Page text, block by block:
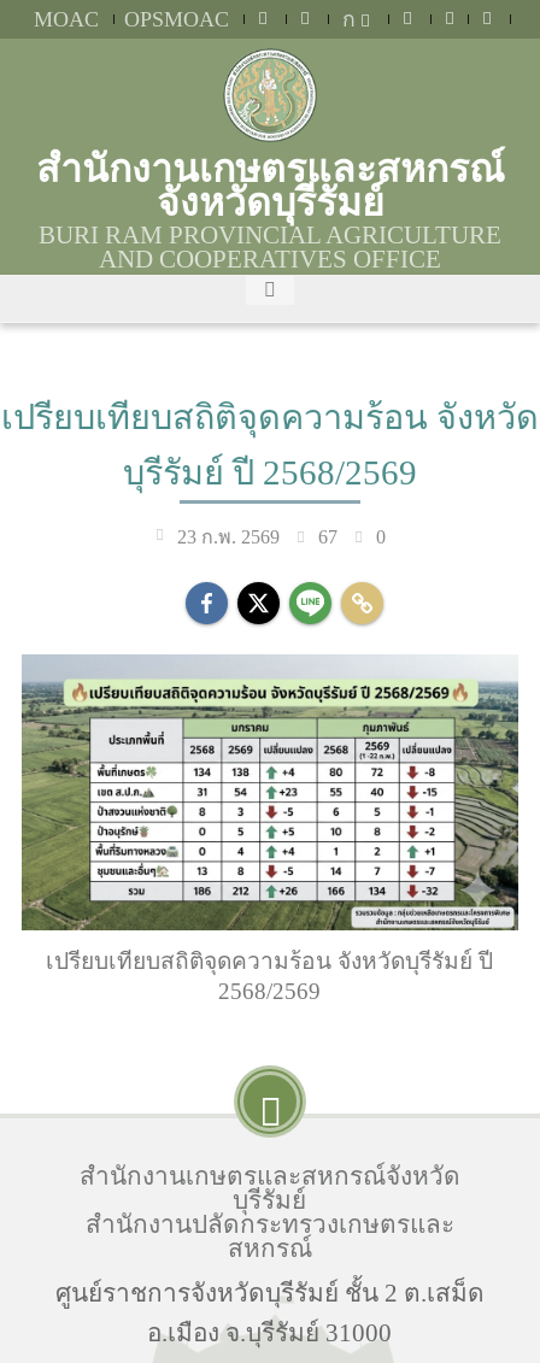
MOAC OPSMOAC ก
สำนักงานเกษตรและสหกรณ์
จังหวัดบุรีรัมย์
BURI RAM PROVINCIAL AGRICULTURE
AND COOPERATIVES OFFICE
เปรียบเทียบสถิติจุดความร้อน จังหวัด
บุรีรัมย์ ปี 2568/2569
23 ก.พ. 2569 67 0
เปรียบเทียบสถิติจุดความร้อน จังหวัดบุรีรัมย์ ปี
2568/2569
สำนักงานเกษตรและสหกรณ์จังหวัด
บุรีรัมย์
สำนักงานปลัดกระทรวงเกษตรและ
สหกรณ์
ศูนย์ราชการจังหวัดบุรีรัมย์ ชั้น 2 ต.เสม็ด
อ.เมือง จ.บุรีรัมย์ 31000